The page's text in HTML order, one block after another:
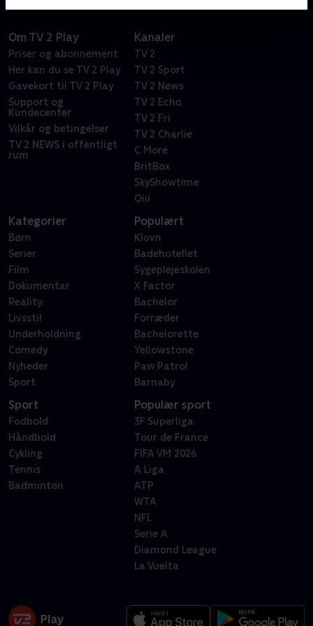
Om TV 2 Play
Priser og abonnement
Her kan du se TV 2 Play
Gavekort til TV 2 Play
Support og
Kundecenter
Vilkår og betingelser
TV 2 NEWS i offentligt
rum
Kanaler
TV 2
TV 2 Sport
TV 2 News
TV 2 Echo
TV 2 Fri
TV 2 Charlie
C More
BritBox
SkyShowtime
Oiii
Kategorier
Børn
Serier
Film
Dokumentar
Reality
Livsstil
Underholdning
Comedy
Nyheder
Sport
Populært
Klovn
Badehotellet
Sygeplejeskolen
X Factor
Bachelor
Forræder
Bachelorette
Yellowstone
Paw Patrol
Barnaby
Sport
Fodbold
Håndbold
Cykling
Tennis
Badminton
Populær sport
3F Superliga
Tour de France
FIFA VM 2026
A Liga
ATP
WTA
NFL
Serie A
Diamond League
La Vuelta